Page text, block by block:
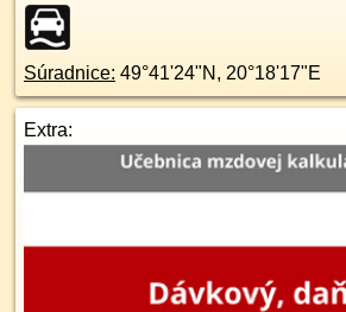
Súradnice: 49°41'24"N , 20°18'17"E
Extra: